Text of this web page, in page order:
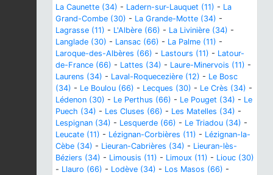
La Caunette (34) - Ladern-sur-Lauquet (11) - La
Grand-Combe (30) - La Grande-Motte (34) -
Lagrasse (11) - L'Albère (66) - La Livinière (34) -
Langlade (30) - Lansac (66) - La Palme (11) -
Laroque-des-Albères (66) - Lastours (11) - Latour-
de-France (66) - Lattes (34) - Laure-Minervois (11) -
Laurens (34) - Laval-Roquecezière (12) - Le Bosc
(34) - Le Boulou (66) - Lecques (30) - Le Crès (34) -
Lédenon (30) - Le Perthus (66) - Le Pouget (34) - Le
Puech (34) - Les Cluses (66) - Les Matelles (34) -
Lespignan (34) - Lesquerde (66) - Le Triadou (34) -
Leucate (11) - Lézignan-Corbières (11) - Lézignan-la-
Cèbe (34) - Lieuran-Cabrières (34) - Lieuran-lès-
Béziers (34) - Limousis (11) - Limoux (11) - Liouc (30)
- Llauro (66) - Lodève (34) - Los Masos (66) -